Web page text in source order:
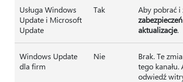
Usługa Windows
Update i Microsoft
Update
Tak Aby pobrać i
zabezpieczeń
aktualizacje.
Windows Update
dla firm
Nie
Brak. Te
tego
odwiedź